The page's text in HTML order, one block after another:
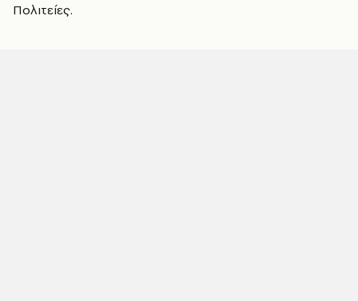
Πολιτείες.